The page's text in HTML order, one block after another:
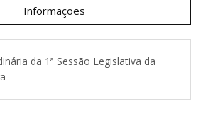
Informações
da 1ª Sessão Legislativa da